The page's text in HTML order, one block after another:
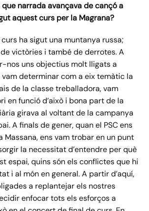
narrada avançava de cançó a
aquest curs per la Magrana?
ha sigut una muntanya russa;
victòries i també de derrotes. A
nos uns objectius molt lligats a
vam determinar com a eix temàtic la
de la classe treballadora, vam
en funció d’això i bona part de la
girava al voltant de la campanya
A finals de gener, quan el PSC ens
Massana, ens vam trobar en un punt
la necessitat d’entendre per què
espai, quins són els conflictes que hi
i al món en general. A partir d’aquí,
a replantejar els nostres
enfocar tots els esforços a